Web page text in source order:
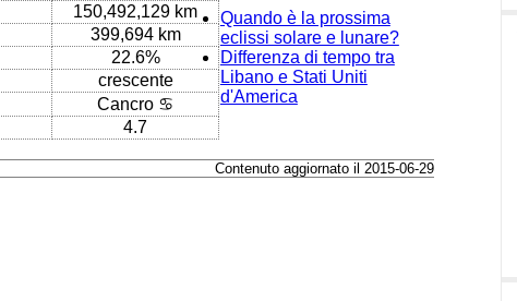
150,492,129 km
399,694 km
22.6%
crescente
Cancro ♋
4.7
Quando è la prossima
eclissi solare e lunare?
Differenza di tempo tra
Libano e Stati Uniti
d'America
Contenuto aggiornato il 2015-06-29